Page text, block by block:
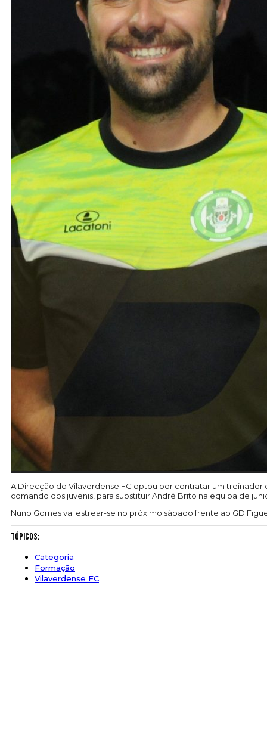
A Direcção do Vilaverdense FC optou por contratar um
comando dos juvenis, para substituir André Brito na equipa de
Nuno Gomes vai estrear-se no próximo sábado frente ao GD
Tópicos:
Categoria
Formação
Vilaverdense FC